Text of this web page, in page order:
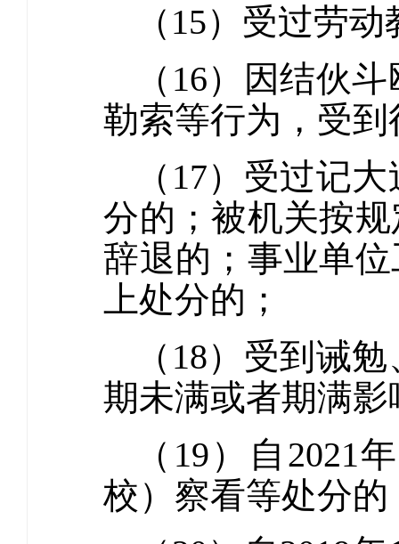
（15）受过劳
（16）因结伙
勒索等行为，受
（17）受过记
分的；被机关按
辞退的；事业单
上处分的；
（18）受到诫
期未满或者期满
（19）自2021
校）察看等处分的